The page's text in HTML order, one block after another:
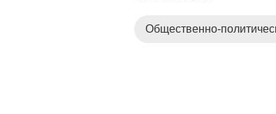
Общественно-